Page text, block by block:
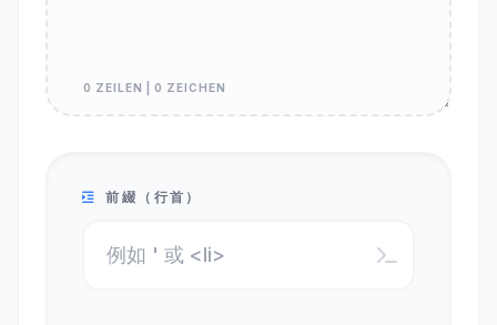
0 ZEILEN | 0 ZEICHEN
前綴（行首）